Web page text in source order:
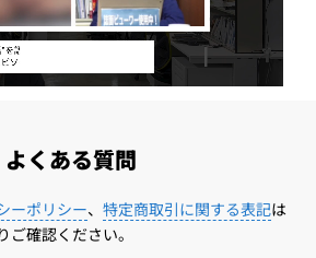
よくある質問
ーポリシー、 特定商取引に関する表記は
確認ください。